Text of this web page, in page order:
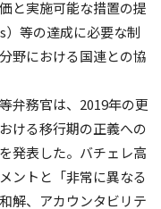
と実施可能な措置の提
等の達成に必要な制
野における国連との協
弁務官は、2019年の更
ける移行期の正義への
発表した。バチェレ高
ントと「非常に異なる
解、アカウンタビリテ